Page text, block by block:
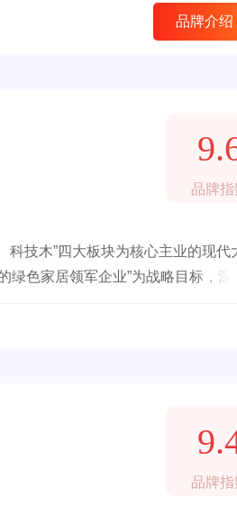
品牌介绍
品牌指
科技木”四大板块为核心主业的现代
绿色家居领军企业”为战略目标，深
品牌指